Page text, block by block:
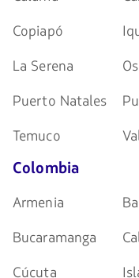
Copiapó
La Serena
Puerto Natales
Temuco
Colombia
Armenia
Bucaramanga
Cúcuta